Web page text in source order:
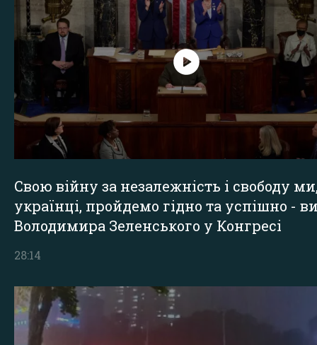
Свою війну за незалежність і свободу
українці, пройдемо гідно та успішно -
Володимира Зеленського у Конгресі
28:14